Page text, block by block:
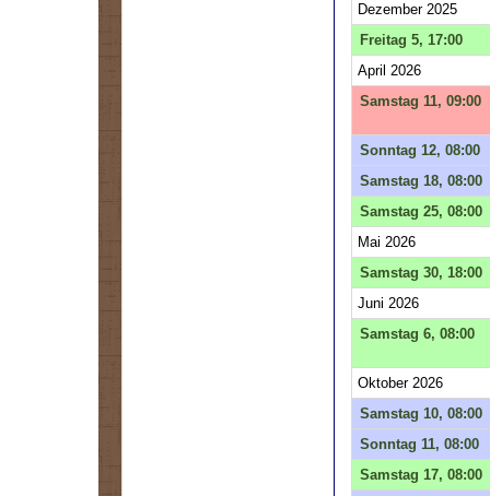
Dezember 2025
Freitag 5, 17:00
April 2026
Samstag 11, 09:00
Sonntag 12, 08:00
Samstag 18, 08:00
Samstag 25, 08:00
Mai 2026
Samstag 30, 18:00
Juni 2026
Samstag 6, 08:00
Oktober 2026
Samstag 10, 08:00
Sonntag 11, 08:00
Samstag 17, 08:00